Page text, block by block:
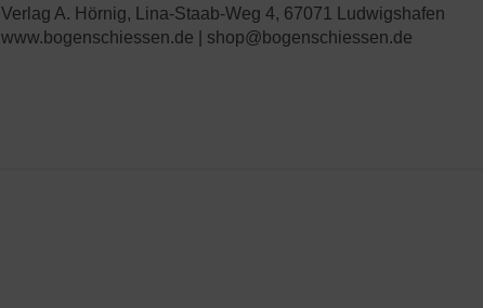
Verlag A. Hörnig, Lina-Staab-Weg 4, 67071 Ludwigshafen
www.bogenschiessen.de | shop@bogenschiessen.de